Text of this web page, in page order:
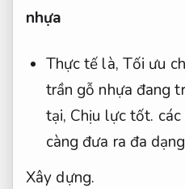
nhựa
Thực tế là, Tối ưu
trần gỗ nhựa đang
tại, Chịu lực tốt.
càng đưa ra đa
Xây dựng.